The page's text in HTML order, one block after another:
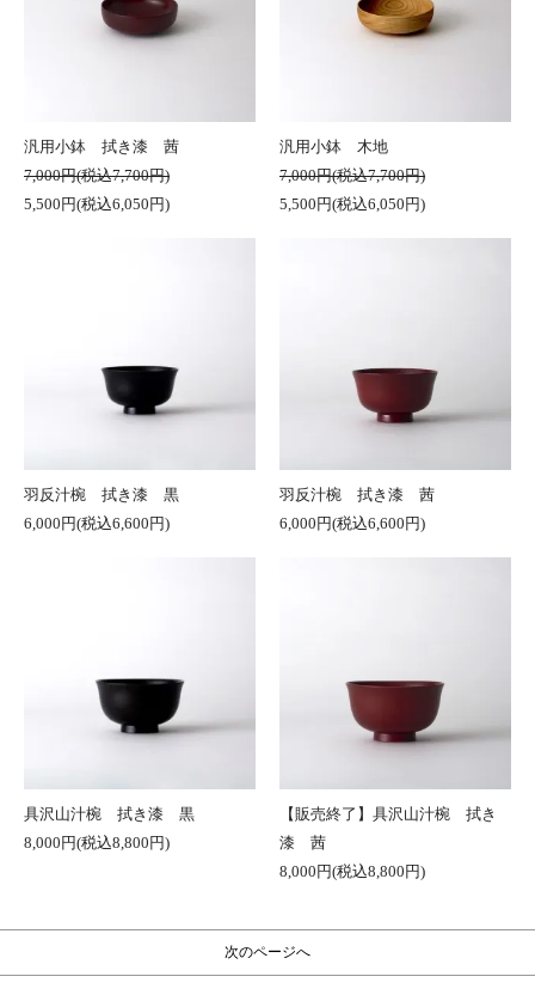
汎用小鉢 拭き漆 茜
7,000円(税込7,700円)
5,500円(税込6,050円)
汎用小鉢 木地
7,000円(税込7,700円)
5,500円(税込6,050円)
羽反汁椀 拭き漆 黒
6,000円(税込6,600円)
羽反汁椀 拭き漆 茜
6,000円(税込6,600円)
具沢山汁椀 拭き漆 黒
8,000円(税込8,800円)
【販売終了】具沢山汁椀 拭き
漆 茜
8,000円(税込8,800円)
次のページへ